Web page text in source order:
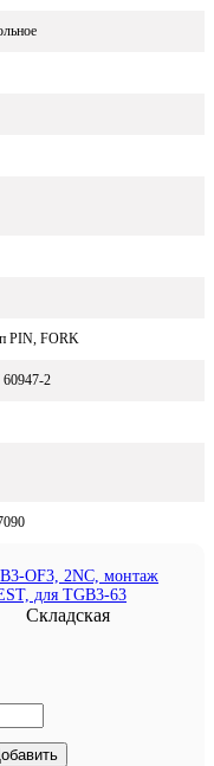
PIN, FORK
2
OF3, 2NC, монтаж
для TGB3-63
Складская